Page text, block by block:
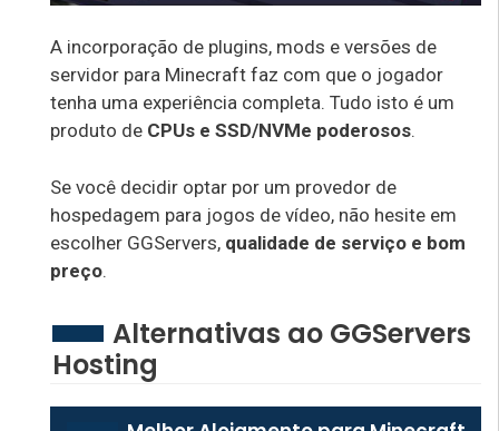
A incorporação de plugins, mods e versões de
servidor para Minecraft faz com que o jogador
tenha uma experiência completa. Tudo isto é um
produto de CPUs e SSD/NVMe poderosos.
Se você decidir optar por um provedor de
hospedagem para jogos de vídeo, não hesite em
escolher GGServers, qualidade de serviço e bom
preço.
Alternativas ao GGServers
Hosting